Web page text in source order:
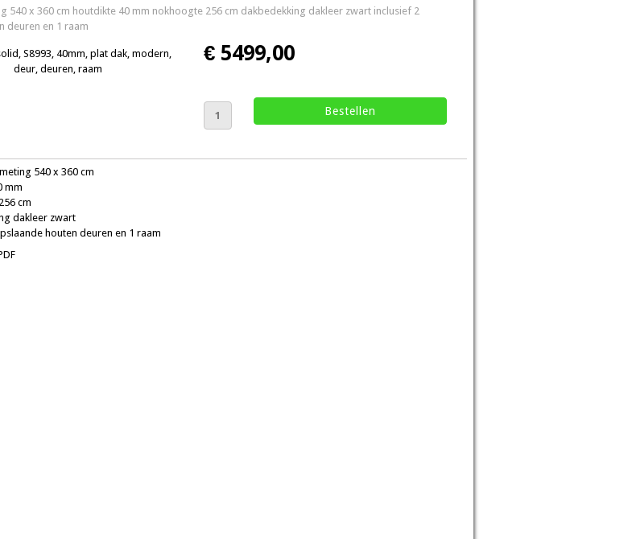
540 x 360 cm houtdikte 40 mm nokhoogte 256 cm dakbedekking dakleer zwart inclusief 2
deuren en 1 raam
€ 5499,00
540 x 360 cm
mm
cm
dakleer zwart
houten deuren en 1 raam